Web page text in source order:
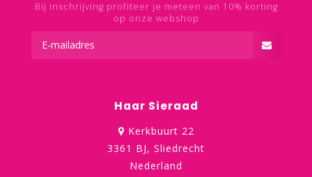
Bij inschrijving profiteer je meteen van 10% korting
op onze webshop
Haar Sieraad
Kerkbuurt 22
3361 BJ, Sliedrecht
Nederland